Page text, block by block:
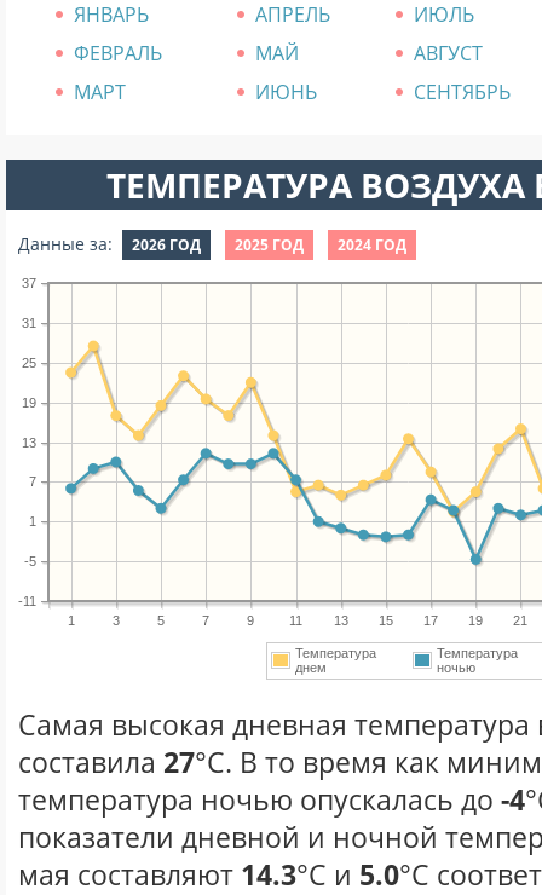
ЯНВАРЬ АПРЕЛЬ
ИЮЛЬ
ФЕВРАЛЬ
МАЙ
АВГУСТ
МАРТ
ИЮНЬ СЕНТЯБРЬ
ТЕМПЕРАТУРА ВОЗДУХА
Данные за: 2026 ГОД 2025 ГОД 2024 ГОД
1 3 5 7 9 11 13 15 17 19 21
-11
-5
1
7
13
19
25
31
37
Температура
днем
Температура
ночью
Самая высокая дневная температура
составила 27°С. В то время как
температура ночью опускалась до -4
показатели дневной и ночной
мая составляют 14.3°С и 5.0°С